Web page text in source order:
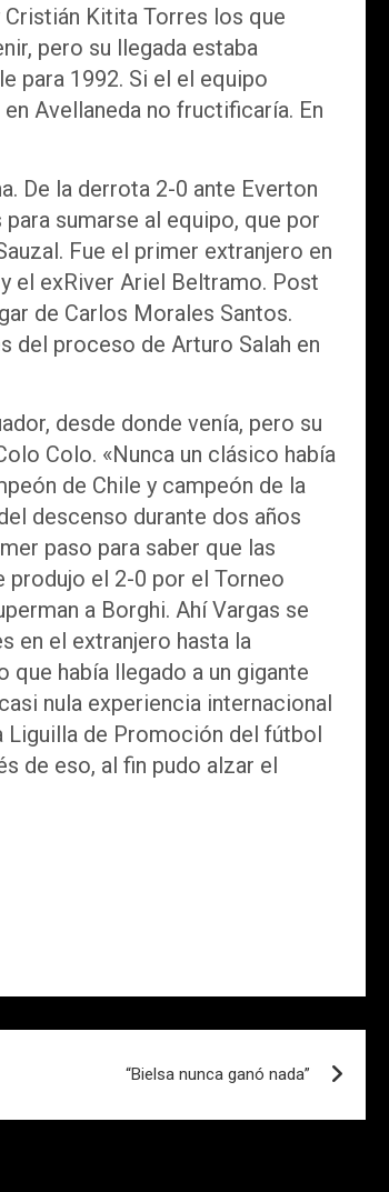
Kitita Torres los que
pero su llegada estaba
para 1992. Si el el equipo
Avellaneda no fructificaría. En
De la derrota 2-0 ante Everton
sumarse al equipo, que por
Fue el primer extranjero en
el exRiver Ariel Beltramo. Post
de Carlos Morales Santos.
del proceso de Arturo Salah en
desde donde venía, pero su
Colo. «Nunca un clásico había
de Chile y campeón de la
descenso durante dos años
paso para saber que las
produjo el 2-0 por el Torneo
a Borghi. Ahí Vargas se
en el extranjero hasta la
que había llegado a un gigante
nula experiencia internacional
Liguilla de Promoción del fútbol
de eso, al fin pudo alzar el
“Bielsa nunca ganó nada”